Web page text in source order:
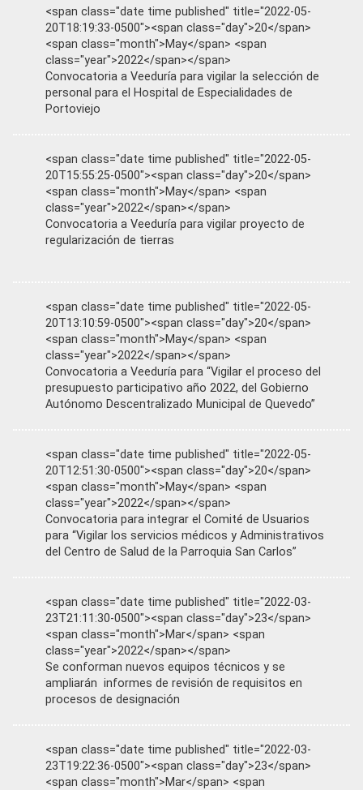
<span class="date time published" title="2022-05-
20T18:19:33-0500"><span class="day">20</span>
<span class="month">May</span> <span
class="year">2022</span></span>
Convocatoria a Veeduría para vigilar la selección de
personal para el Hospital de Especialidades de
Portoviejo
<span class="date time published" title="2022-05-
20T15:55:25-0500"><span class="day">20</span>
<span class="month">May</span> <span
class="year">2022</span></span>
Convocatoria a Veeduría para vigilar proyecto de
regularización de tierras
<span class="date time published" title="2022-05-
20T13:10:59-0500"><span class="day">20</span>
<span class="month">May</span> <span
class="year">2022</span></span>
Convocatoria a Veeduría para “Vigilar el proceso del
presupuesto participativo año 2022, del Gobierno
Autónomo Descentralizado Municipal de Quevedo”
<span class="date time published" title="2022-05-
20T12:51:30-0500"><span class="day">20</span>
<span class="month">May</span> <span
class="year">2022</span></span>
Convocatoria para integrar el Comité de Usuarios
para “Vigilar los servicios médicos y Administrativos
del Centro de Salud de la Parroquia San Carlos”
<span class="date time published" title="2022-03-
23T21:11:30-0500"><span class="day">23</span>
<span class="month">Mar</span> <span
class="year">2022</span></span>
Se conforman nuevos equipos técnicos y se
ampliarán informes de revisión de requisitos en
procesos de designación
<span class="date time published" title="2022-03-
23T19:22:36-0500"><span class="day">23</span>
<span class="month">Mar</span> <span